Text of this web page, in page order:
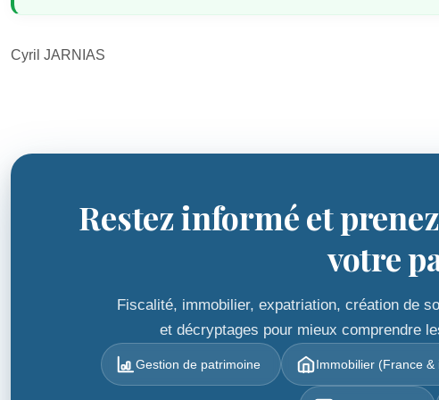
Cyril JARNIAS
Restez informé et
votre
Fiscalité, immobilier, expatriation, création de
et décryptages pour mieux comprendre
Gestion de patrimoine Immobilier (France &